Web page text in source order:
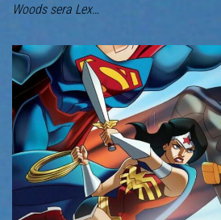
Woods sera Lex…